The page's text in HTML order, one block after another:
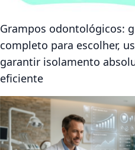
Grampos odontológicos:
completo para escolher,
garantir isolamento
eficiente